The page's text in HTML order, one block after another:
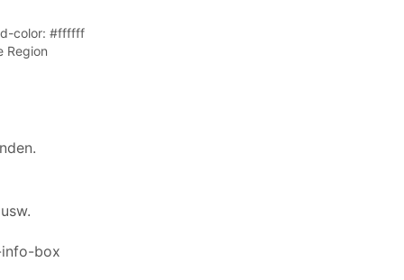
color: #ffffff
Region
info-box